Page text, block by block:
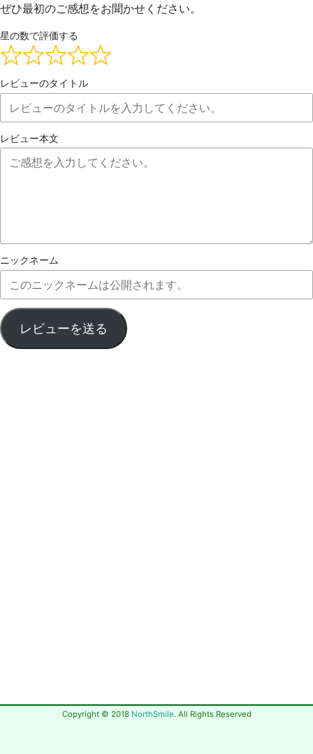
ぜひ最初のご感想をお聞かせください。
星の数で評価する
レビューのタイトル
レビュー本文
ニックネーム
レビューを送る
Copyright © 2018 NorthSmile. All Rights Reserved